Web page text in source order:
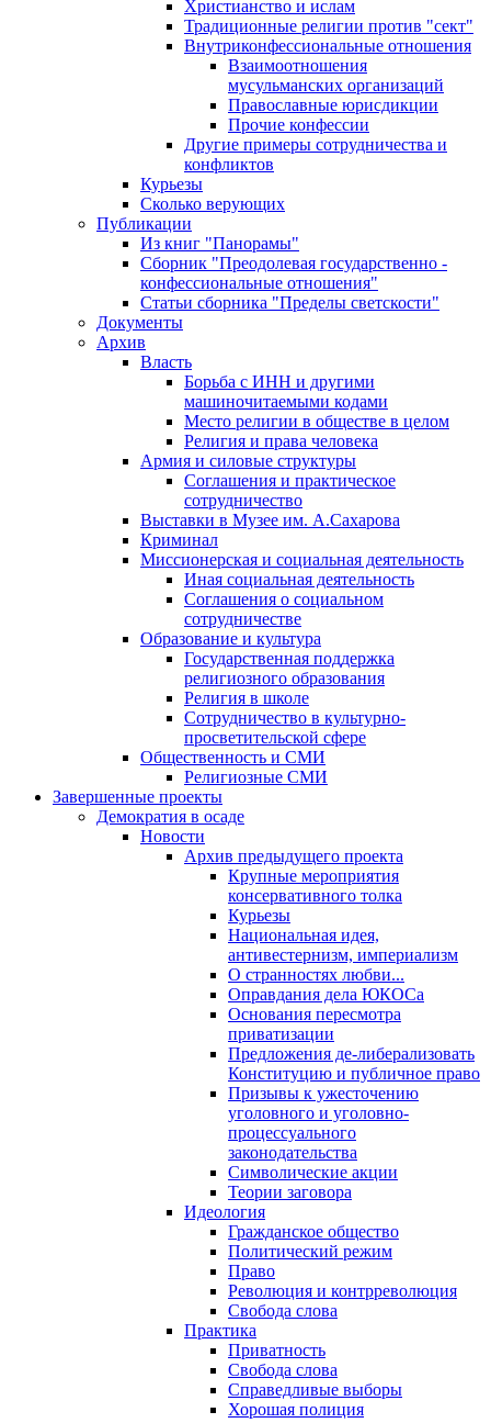
Христианство и ислам
Традиционные религии против "сект"
Внутриконфессиональные отношения
Взаимоотношения
мусульманских организаций
Православные юрисдикции
Прочие конфессии
Другие примеры сотрудничества и
конфликтов
Курьезы
Сколько верующих
Публикации
Из книг "Панорамы"
Сборник "Преодолевая государственно -
конфессиональные отношения"
Статьи сборника "Пределы светскости"
Документы
Архив
Власть
Борьба с ИНН и другими
машиночитаемыми кодами
Место религии в обществе в целом
Религия и права человека
Армия и силовые структуры
Соглашения и практическое
сотрудничество
Выставки в Музее им. А.Сахарова
Криминал
Миссионерская и социальная деятельность
Иная социальная деятельность
Соглашения о социальном
сотрудничестве
Образование и культура
Государственная поддержка
религиозного образования
Религия в школе
Сотрудничество в культурно-
просветительской сфере
Общественность и СМИ
Религиозные СМИ
Завершенные проекты
Демократия в осаде
Новости
Архив предыдущего проекта
Крупные мероприятия
консервативного толка
Курьезы
Национальная идея,
антивестернизм, империализм
О странностях любви...
Оправдания дела ЮКОСа
Основания пересмотра
приватизации
Предложения де-либерализовать
Конституцию и публичное право
Призывы к ужесточению
уголовного и уголовно-
процессуального
законодательства
Символические акции
Теории заговора
Идеология
Гражданское общество
Политический режим
Право
Революция и контрреволюция
Свобода слова
Практика
Приватность
Свобода слова
Справедливые выборы
Хорошая полиция